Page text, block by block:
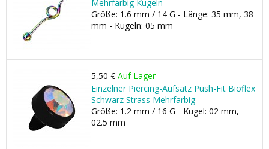
Mehrfarbig Kugeln
Größe: 1.6 mm / 14 G - Länge: 35 mm, 38
mm - Kugeln: 05 mm
5,50 € Auf Lager
Einzelner Piercing-Aufsatz Push-Fit Bioflex
Schwarz Strass Mehrfarbig
Größe: 1.2 mm / 16 G - Kugel: 02 mm,
02.5 mm